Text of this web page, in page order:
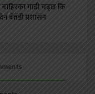
बाहिरका गाडी चढ्छ कि
बैतडी प्रशासन